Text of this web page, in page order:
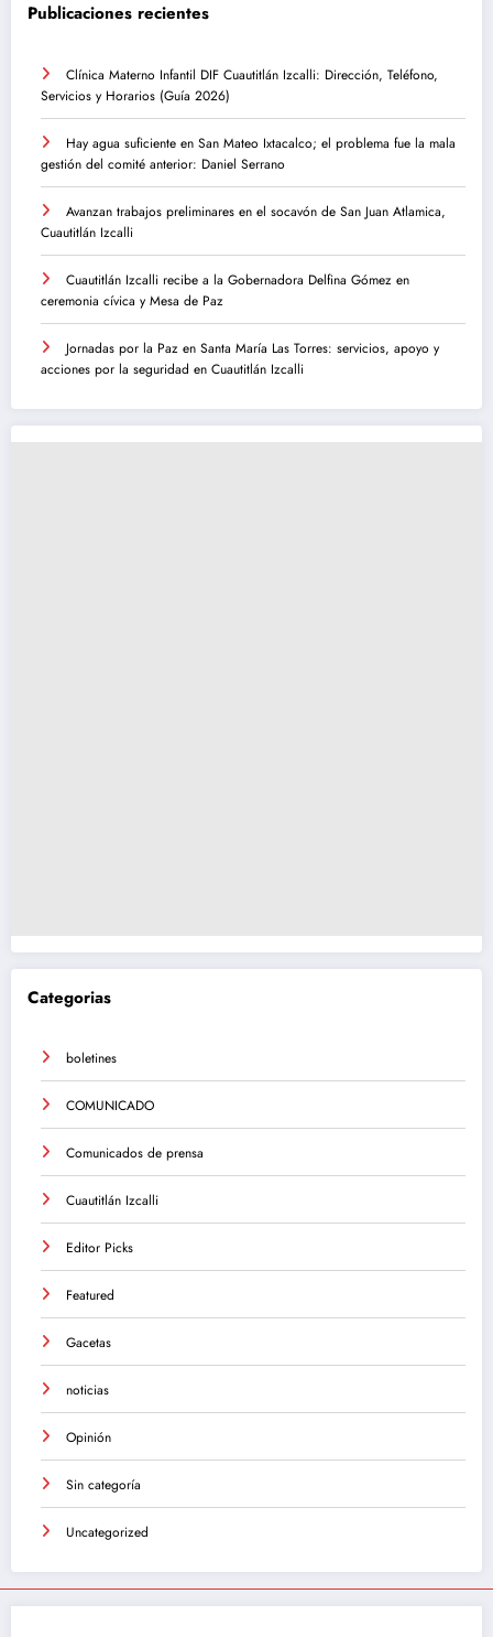
Publicaciones recientes
Clínica Materno Infantil DIF Cuautitlán Izcalli: Dirección, Teléfono,
Servicios y Horarios (Guía 2026)
Hay agua suficiente en San Mateo Ixtacalco; el problema fue la mala
gestión del comité anterior: Daniel Serrano
Avanzan trabajos preliminares en el socavón de San Juan Atlamica,
Cuautitlán Izcalli
Cuautitlán Izcalli recibe a la Gobernadora Delfina Gómez en
ceremonia cívica y Mesa de Paz
Jornadas por la Paz en Santa María Las Torres: servicios, apoyo y
acciones por la seguridad en Cuautitlán Izcalli
Categorias
boletines
COMUNICADO
Comunicados de prensa
Cuautitlán Izcalli
Editor Picks
Featured
Gacetas
noticias
Opinión
Sin categoría
Uncategorized